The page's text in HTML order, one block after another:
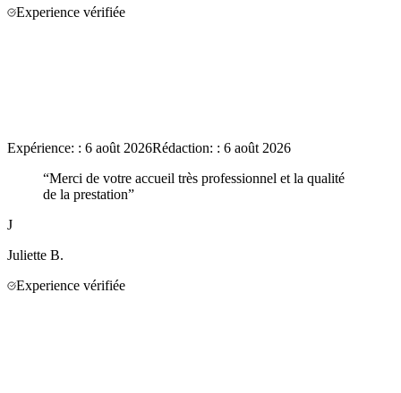
Experience vérifiée
Expérience: : 6 août 2026Rédaction: : 6 août 2026
“Merci de votre accueil très professionnel et la qualité
de la prestation”
J
Juliette B.
Experience vérifiée